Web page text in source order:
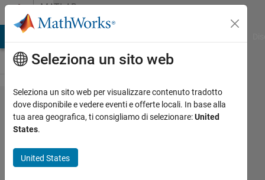
Vai al contenutoMATLAB
Answers
how to
cancel an
mathworks?
Seleziona un sito web
Seleziona un sito web per visualizzare contenuto tradotto
dove disponibile e vedere eventi e offerte locali. In base alla
tua area geografica, ti consigliamo di selezionare:United
States.
United States